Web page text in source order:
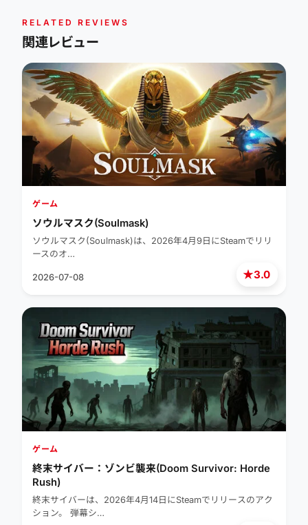
RELATED REVIEWS
関連レビュー
★3.0
ゲーム
ソウルマスク(Soulmask)
ソウルマスク(Soulmask)は、2026年4月9日にSteamでリリ
ースのオ…
2026-07-08
ゲーム
終末サイバー：ゾンビ襲来(Doom Survivor: Horde
Rush)
終末サイバーは、2026年4月14日にSteamでリリースのアク
ション。 弾幕シ…